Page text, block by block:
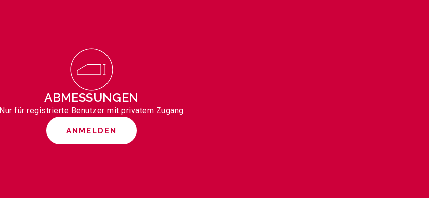
ABMESSUNGEN
Nur für registrierte Benutzer mit privatem Zugang
ANMELDEN